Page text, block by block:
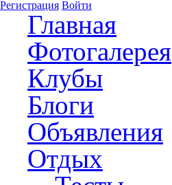
Регистрация Войти
Главная
Фотогалерея
Клубы
Блоги
Объявления
Отдых